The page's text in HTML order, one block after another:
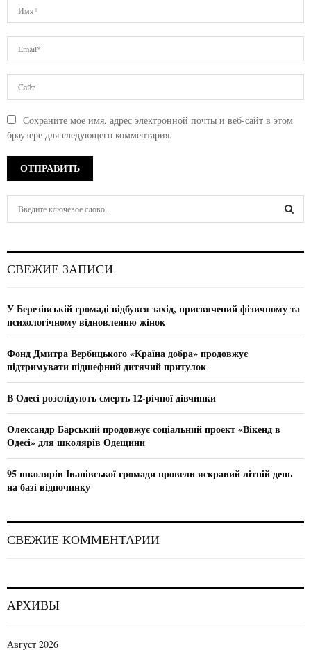
Сохраните мое имя, адрес электронной почты и веб-сайт в этом
браузере для следующего комментария.
h
o
r
СВЕЖИЕ ЗАПИСИ
У Березівській громаді відбувся захід, присвячений фізичному та
психологічному відновленню жінок
Фонд Дмитра Вербицького «Країна добра» продовжує
підтримувати підшефний дитячий притулок
В Одесі розслідують смерть 12-річної дівчинки
Олександр Барський продовжує соціальний проект «Вікенд в
Одесі» для школярів Одещини
95 школярів Іванівської громади провели яскравий літній день
на базі відпочинку
СВЕЖИЕ КОММЕНТАРИИ
АРХИВЫ
Август 2026